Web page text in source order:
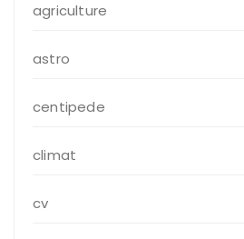
agriculture
astro
centipede
climat
cv